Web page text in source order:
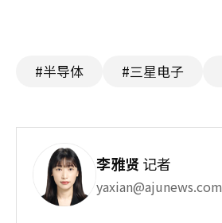
#半导体 #三星电子
李雅贤记者
yaxian@ajunews.com